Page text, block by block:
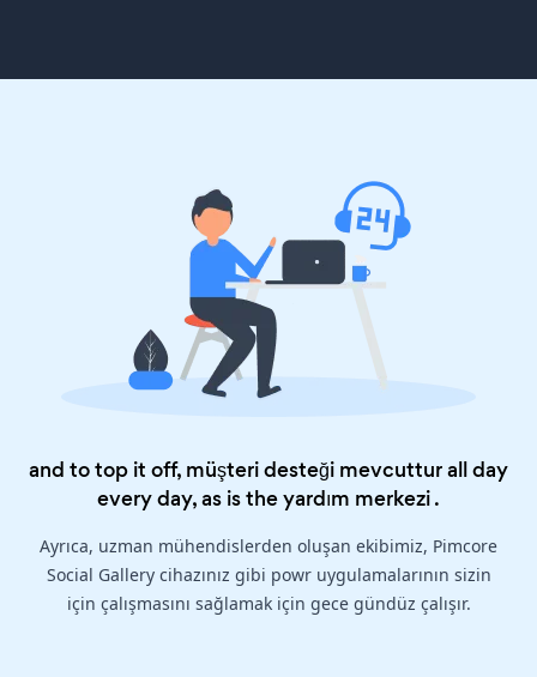
and to top it off, müşteri desteği mevcuttur all day
every day, as is theyardım merkezi.
Ayrıca, uzman mühendislerden oluşan ekibimiz, Pimcore
Social Gallery cihazınız gibi powr uygulamalarının sizin
için çalışmasını sağlamak için gece gündüz çalışır.